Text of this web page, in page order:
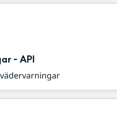
- API